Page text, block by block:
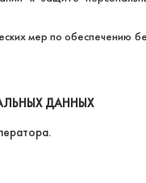
мер по обеспечению
ДАННЫХ